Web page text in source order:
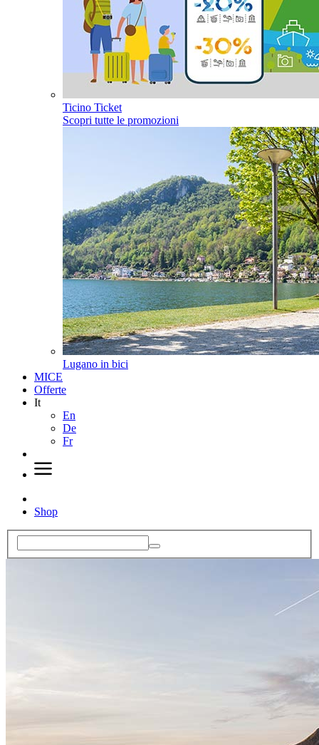
Ticino Ticket
Scopri tutte le promozioni
Lugano in bici
MICE
Offerte
It
En
De
Fr
Shop